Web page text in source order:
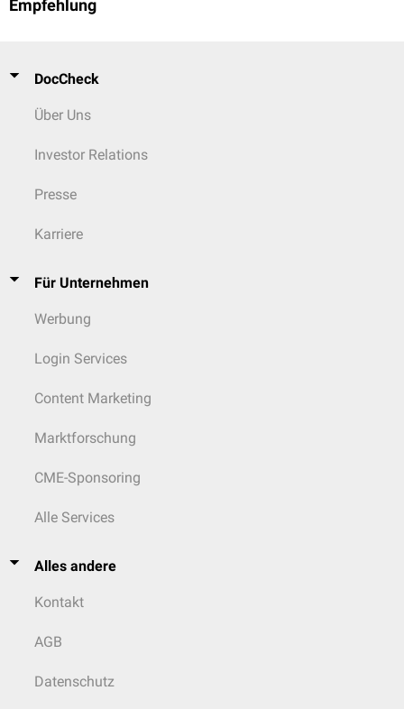
Empfehlung
DocCheck
Über Uns
Investor Relations
Presse
Karriere
Für Unternehmen
Werbung
Login Services
Content Marketing
Marktforschung
CME-Sponsoring
Alle Services
Alles andere
Kontakt
AGB
Datenschutz